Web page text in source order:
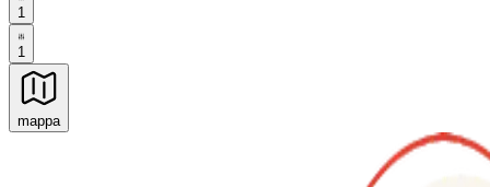
1
1
mappa
Esperienze culinarie indimenticabili: Esperienze